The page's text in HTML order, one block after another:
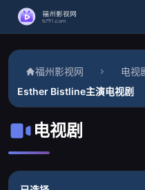
福州影视网 电视
Esther Bistline主演电视剧
电视剧